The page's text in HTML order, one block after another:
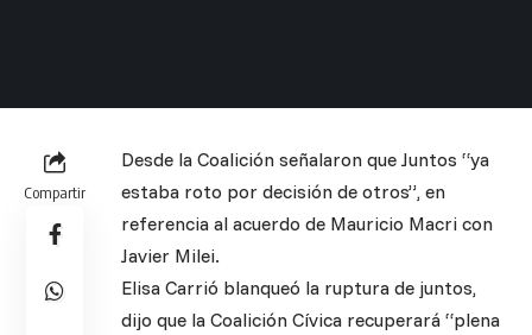
Compartir
Desde la Coalición señalaron que Juntos “ya
estaba roto por decisión de otros”, en
referencia al acuerdo de Mauricio Macri con
Javier Milei.
Elisa Carrió blanqueó la ruptura de juntos,
dijo que la Coalición Cívica recuperará “plena